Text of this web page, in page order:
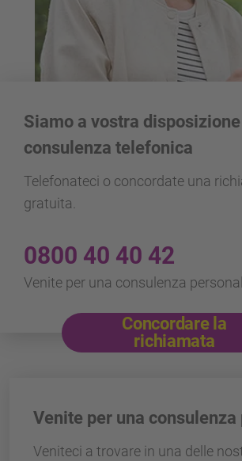
Siamo a vostra
consulenza telefonica
Telefonateci o concordate una
gratuita.
0800 40 40 42
Venite per una consulenza
Concordare la
richiamata
Venite per una consulenza
Veniteci a trovare in una delle